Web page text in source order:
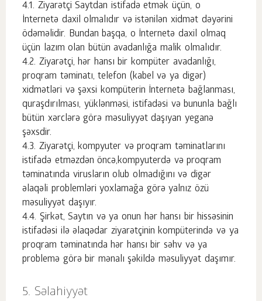
Ziyarətçi Saytdan istifadə etmək üçün, o
İnternetə daxil olmalıdır və istənilən xidmət dəyərini
ödəməlidir. Bundan başqa, o İnternetə daxil olmaq
üçün lazım olan bütün avadanlığa malik olmalıdır.
Ziyarətçi, hər hansı bir kompüter avadanlığı,
proqram təminatı, telefon (kabel və ya digər)
xidmətləri və şəxsi kompüterin İnternetə bağlanması,
quraşdırılması, yüklənməsi, istifadəsi və bununla bağlı
bütün xərclərə görə məsuliyyət daşıyan yeganə
şəxsdir.
Ziyarətçi, kompyuter və proqram təminatlarını
istifadə etməzdən öncə,kompyuterdə və proqram
təminatında virusların olub olmadığını və digər
əlaqəli problemləri yoxlamağa görə yalnız özü
məsuliyyət daşıyır.
Şirkət, Saytın və ya onun hər hansı bir hissəsinin
istifadəsi ilə əlaqədar ziyarətçinin kompüterində və ya
proqram təminatında hər hansı bir səhv və ya
problemə görə bir mənalı şəkildə məsuliyyət daşımır.
Səlahiyyət